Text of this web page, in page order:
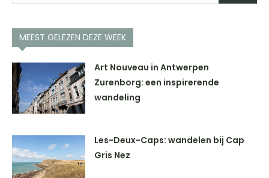
MEEST GELEZEN DEZE WEEK
Art Nouveau in Antwerpen
Zurenborg: een inspirerende
wandeling
Les-Deux-Caps: wandelen bij Cap
Gris Nez